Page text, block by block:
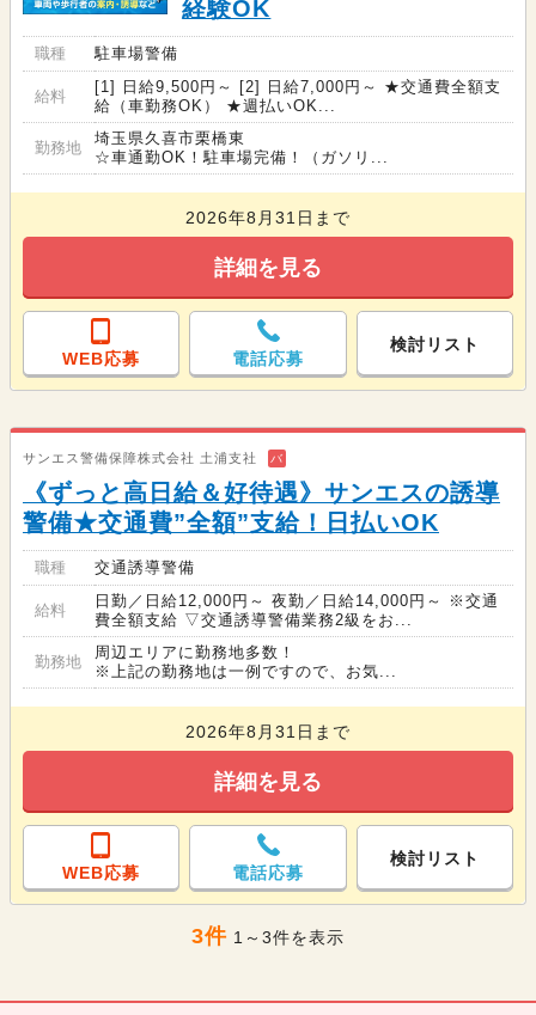
経験OK
職種 駐車場警備
給料
[1] 日給9,500円～ [2] 日給7,000円～ ★交通費全額支
給（車勤務OK） ★週払いOK...
勤務地
埼玉県久喜市栗橋東
☆車通勤OK！駐車場完備！（ガソリ...
2026年8月31日まで
詳細を見る
WEB応募 電話応募
検討リスト
サンエス警備保障株式会社 土浦支社 バ
《ずっと高日給＆好待遇》サンエスの誘導
警備★交通費”全額”支給！日払いOK
職種 交通誘導警備
給料
日勤／日給12,000円～ 夜勤／日給14,000円～ ※交通
費全額支給 ▽交通誘導警備業務2級をお...
勤務地
周辺エリアに勤務地多数！
※上記の勤務地は一例ですので、お気...
2026年8月31日まで
詳細を見る
WEB応募 電話応募
検討リスト
3件 1～3件を表示